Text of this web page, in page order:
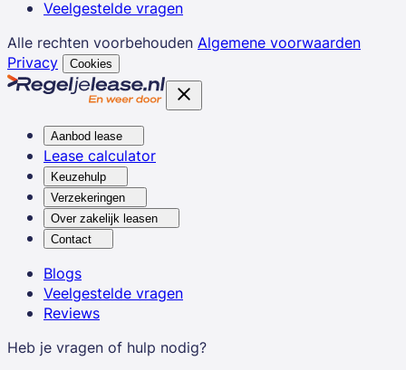
Veelgestelde vragen
Alle rechten voorbehouden Algemene voorwaarden
Privacy
Cookies
Aanbod lease
Lease calculator
Keuzehulp
Verzekeringen
Over zakelijk leasen
Contact
Blogs
Veelgestelde vragen
Reviews
Heb je vragen of hulp nodig?